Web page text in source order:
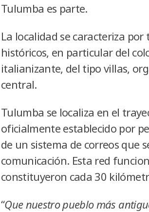
Tulumba es parte.
La localidad se caracteriza
históricos, en particular del
italianizante, del tipo villas,
central.
Tulumba se localiza en el
oficialmente establecido por
de un sistema de correos que
comunicación. Esta red
constituyeron cada 30
“Que nuestro pueblo más